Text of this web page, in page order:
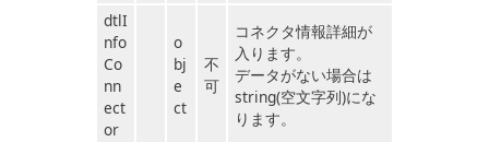
dtlI
nfo
Co
nn
ect
or
o
bj
e
ct
不
可
コネクタ情報詳細が
入ります。
データがない場合は
string(空文字列)にな
ります。